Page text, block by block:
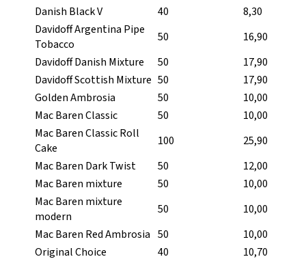
Danish Black V
40
8,30
Davidoff Argentina Pipe
Tobacco
50
16,90
Davidoff Danish Mixture
50
17,90
Davidoff Scottish Mixture 50
17,90
Golden Ambrosia
50
10,00
Mac Baren Classic
50
10,00
Mac Baren Classic Roll
Cake
100
25,90
Mac Baren Dark Twist
50
12,00
Mac Baren mixture
50
10,00
Mac Baren mixture
modern
50
10,00
Mac Baren Red Ambrosia 50
10,00
Original Choice
40
10,70